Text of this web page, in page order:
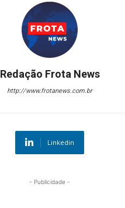
Redação Frota News
http://www.frotanews.com.br
Linkedin
- Publicidade -